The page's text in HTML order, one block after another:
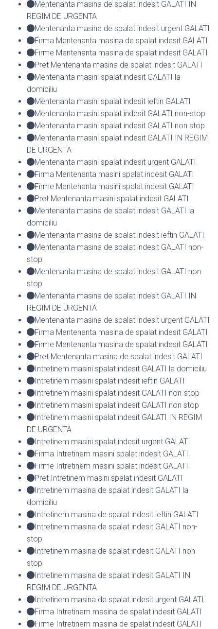
Mentenanta masina de spalat indesit GALATI IN
REGIM DE URGENTA
Mentenanta masina de spalat indesit urgent GALATI
Firma Mentenanta masina de spalat indesit GALATI
Firme Mentenanta masina de spalat indesit GALATI
Pret Mentenanta masina de spalat indesit GALATI
Mentenanta masini spalat indesit GALATI la
domiciliu
Mentenanta masini spalat indesit ieftin GALATI
Mentenanta masini spalat indesit GALATI non-stop
Mentenanta masini spalat indesit GALATI non stop
Mentenanta masini spalat indesit GALATI IN REGIM
DE URGENTA
Mentenanta masini spalat indesit urgent GALATI
Firma Mentenanta masini spalat indesit GALATI
Firme Mentenanta masini spalat indesit GALATI
Pret Mentenanta masini spalat indesit GALATI
Mentenanta masina de spalat indesit GALATI la
domiciliu
Mentenanta masina de spalat indesit ieftin GALATI
Mentenanta masina de spalat indesit GALATI non-
stop
Mentenanta masina de spalat indesit GALATI non
stop
Mentenanta masina de spalat indesit GALATI IN
REGIM DE URGENTA
Mentenanta masina de spalat indesit urgent GALATI
Firma Mentenanta masina de spalat indesit GALATI
Firme Mentenanta masina de spalat indesit GALATI
Pret Mentenanta masina de spalat indesit GALATI
Intretinem masini spalat indesit GALATI la domiciliu
Intretinem masini spalat indesit ieftin GALATI
Intretinem masini spalat indesit GALATI non-stop
Intretinem masini spalat indesit GALATI non stop
Intretinem masini spalat indesit GALATI IN REGIM
DE URGENTA
Intretinem masini spalat indesit urgent GALATI
Firma Intretinem masini spalat indesit GALATI
Firme Intretinem masini spalat indesit GALATI
Pret Intretinem masini spalat indesit GALATI
Intretinem masina de spalat indesit GALATI la
domiciliu
Intretinem masina de spalat indesit ieftin GALATI
Intretinem masina de spalat indesit GALATI non-
stop
Intretinem masina de spalat indesit GALATI non
stop
Intretinem masina de spalat indesit GALATI IN
REGIM DE URGENTA
Intretinem masina de spalat indesit urgent GALATI
Firma Intretinem masina de spalat indesit GALATI
Firme Intretinem masina de spalat indesit GALATI